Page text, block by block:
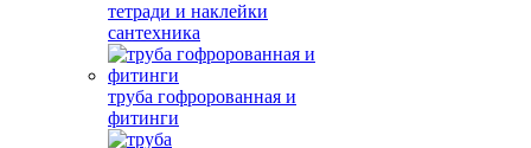
тетради и наклейки
сантехника
труба гофророванная и
фитинги